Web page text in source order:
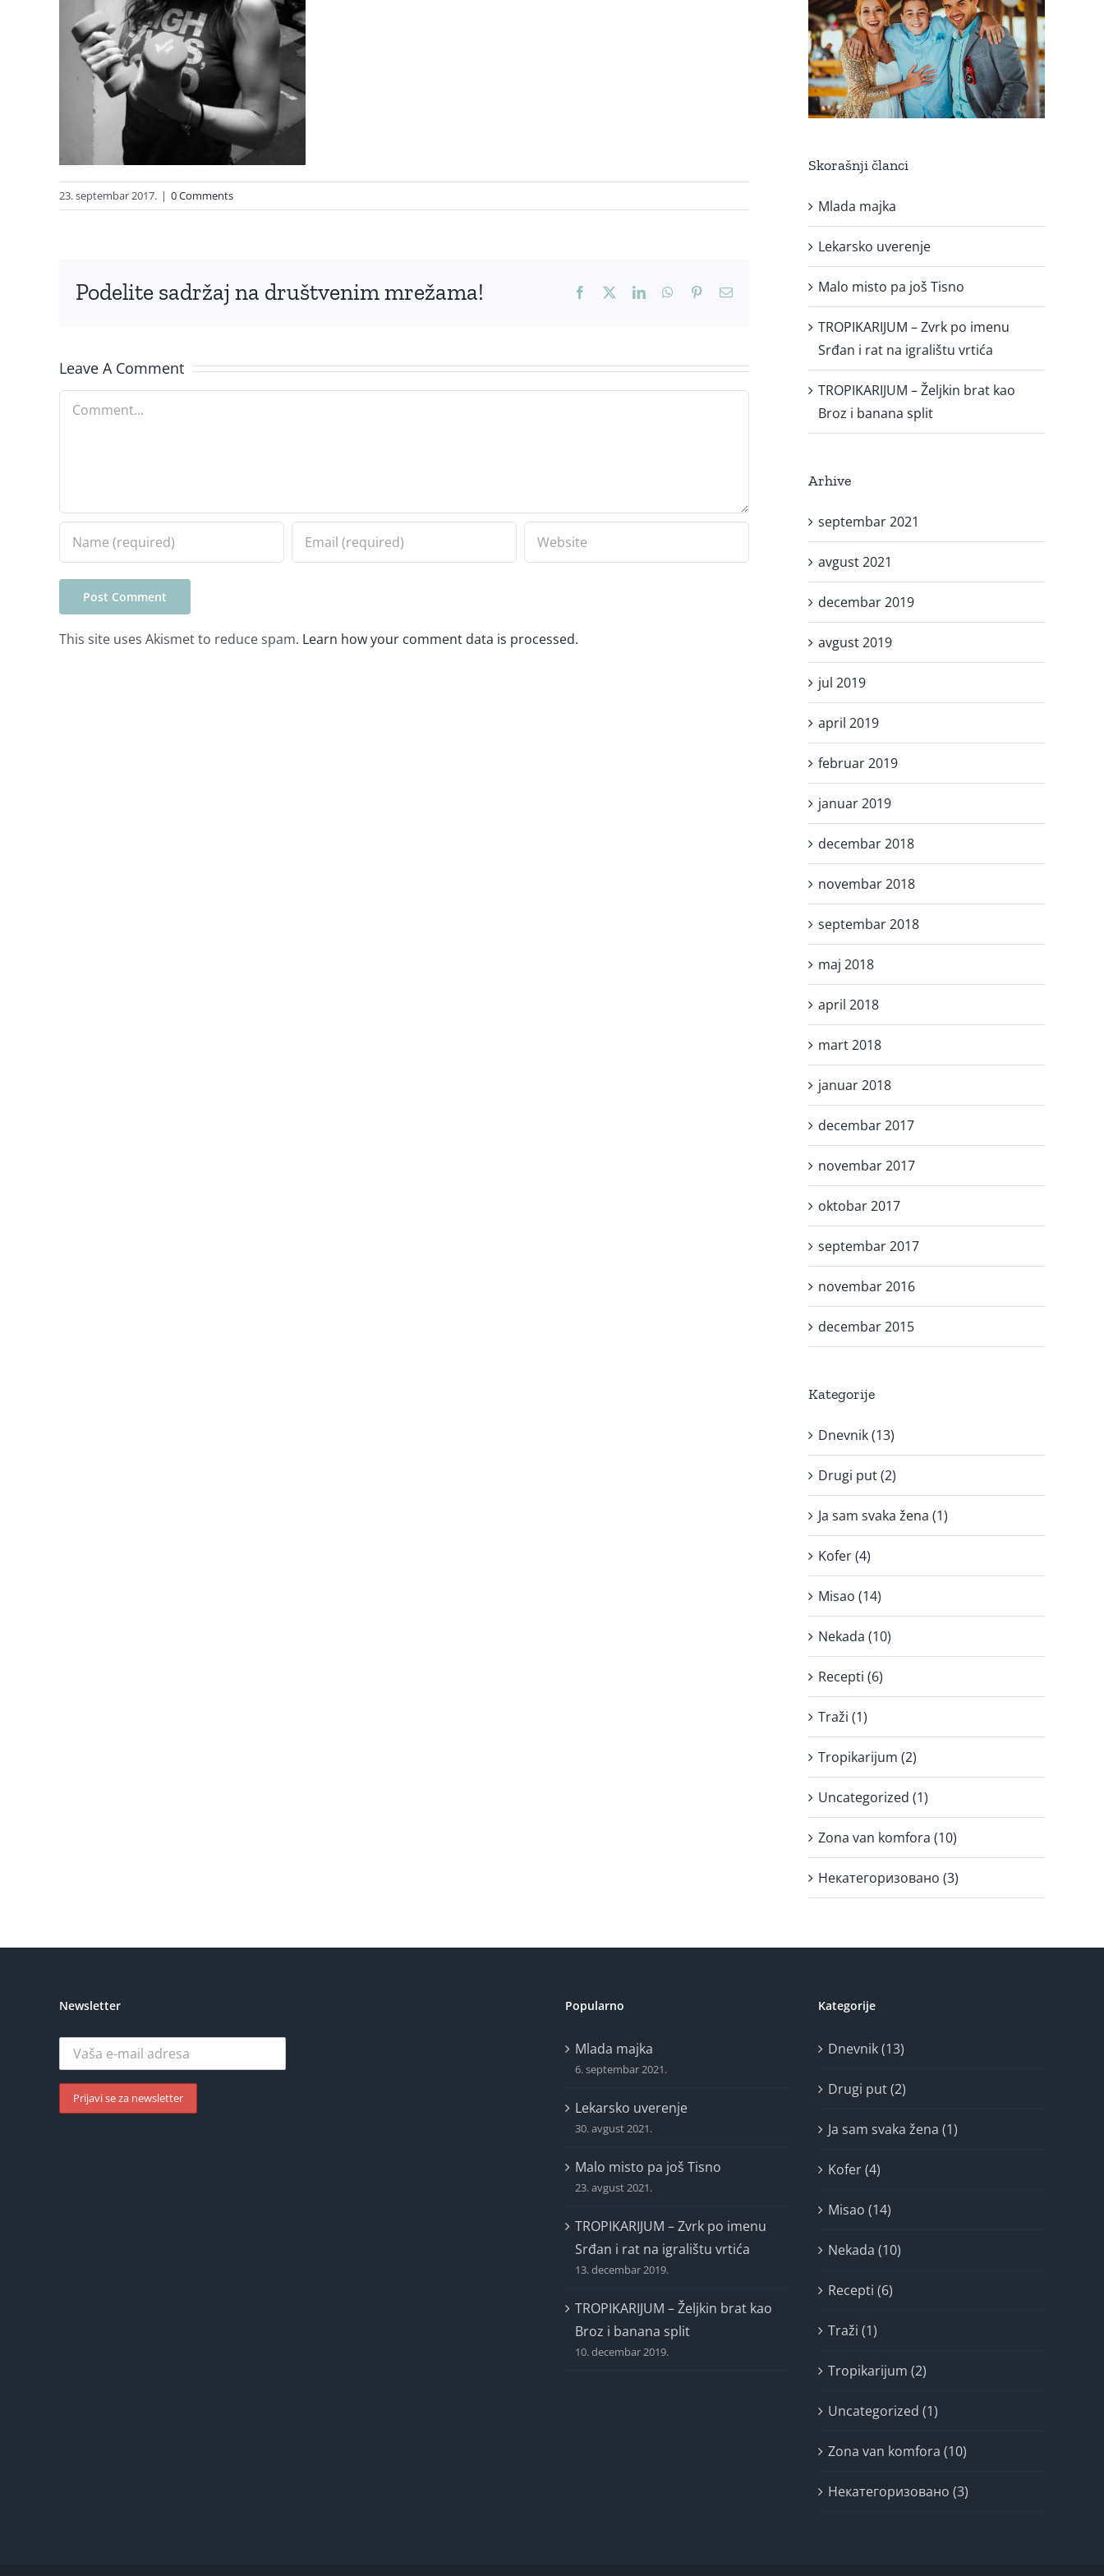
23. septembar 2017. | 0 Comments
Podelite sadržaj na društvenim mrežama! Facebook LinkedInWhatsApp
PinterestEmail
Leave A Comment
Comment
This site uses Akismet to reduce spam. Learn how your comment data is processed.
Skorašnji članci
Mlada majka
Lekarsko uverenje
Malo misto pa još Tisno
TROPIKARIJUM – Zvrk po imenu
Srđan i rat na igralištu vrtića
TROPIKARIJUM – Željkin brat kao
Broz i banana split
Arhive
septembar 2021
avgust 2021
decembar 2019
avgust 2019
jul 2019
april 2019
februar 2019
januar 2019
decembar 2018
novembar 2018
septembar 2018
maj 2018
april 2018
mart 2018
januar 2018
decembar 2017
novembar 2017
oktobar 2017
septembar 2017
novembar 2016
decembar 2015
Kategorije
Dnevnik (13)
Drugi put (2)
Ja sam svaka žena (1)
Kofer (4)
Misao (14)
Nekada (10)
Recepti (6)
Traži (1)
Tropikarijum (2)
Uncategorized (1)
Zona van komfora (10)
Некатегоризовано (3)
Newsletter Popularno
Mlada majka
6. septembar 2021.
Lekarsko uverenje
30. avgust 2021.
Malo misto pa još Tisno
23. avgust 2021.
TROPIKARIJUM – Zvrk po imenu
Srđan i rat na igralištu vrtića
13. decembar 2019.
TROPIKARIJUM – Željkin brat kao
Broz i banana split
10. decembar 2019.
Kategorije
Dnevnik (13)
Drugi put (2)
Ja sam svaka žena (1)
Kofer (4)
Misao (14)
Nekada (10)
Recepti (6)
Traži (1)
Tropikarijum (2)
Uncategorized (1)
Zona van komfora (10)
Некатегоризовано (3)